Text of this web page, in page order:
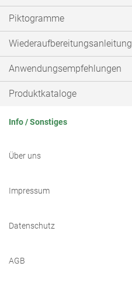
Piktogramme
Wiederaufbereitungsanleitung
Anwendungsempfehlungen
Produktkataloge
Info / Sonstiges
Über uns
Impressum
Datenschutz
AGB